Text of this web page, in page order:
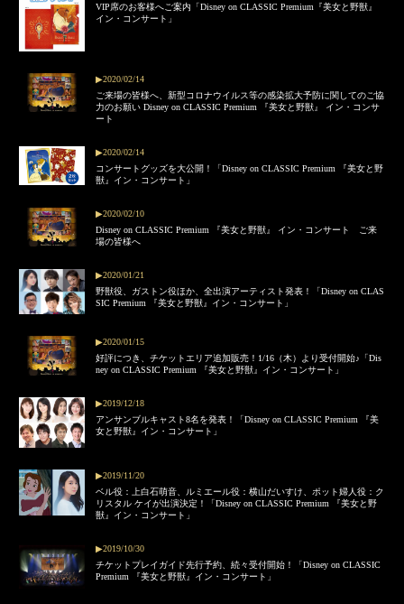
VIP席のお客様へご案内「Disney on CLASSIC Premium『美女と野獣』
イン・コンサート」
▶2020/02/14
ご来場の皆様へ、新型コロナウイルス等の感染拡大予防に関してのご協
力のお願い Disney on CLASSIC Premium 『美女と野獣』 イン・コンサ
ート
▶2020/02/14
コンサートグッズを大公開！「Disney on CLASSIC Premium 『美女と野
獣』イン・コンサート」
▶2020/02/10
Disney on CLASSIC Premium 『美女と野獣』 イン・コンサート ご来
場の皆様へ
▶2020/01/21
野獣役、ガストン役ほか、全出演アーティスト発表！「Disney on CLAS
SIC Premium 『美女と野獣』イン・コンサート」
▶2020/01/15
好評につき、チケットエリア追加販売！1/16（木）より受付開始♪「Dis
ney on CLASSIC Premium 『美女と野獣』イン・コンサート」
▶2019/12/18
アンサンブルキャスト8名を発表！「Disney on CLASSIC Premium 『美
女と野獣』イン・コンサート」
▶2019/11/20
ベル役：上白石萌音、ルミエール役：横山だいすけ、ポット婦人役：ク
リスタル ケイが出演決定！「Disney on CLASSIC Premium 『美女と野
獣』イン・コンサート」
▶2019/10/30
チケットプレイガイド先行予約、続々受付開始！「Disney on CLASSIC
Premium 『美女と野獣』イン・コンサート」